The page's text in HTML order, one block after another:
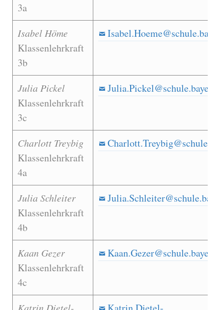
3a
Isabel Höme
Klassenlehrkraft
3b
Julia Pickel
Klassenlehrkraft
3c
Charlott Treybig
Klassenlehrkraft
4a
Julia Schleiter
Klassenlehrkraft
4b
Kaan Gezer
Klassenlehrkraft
4c